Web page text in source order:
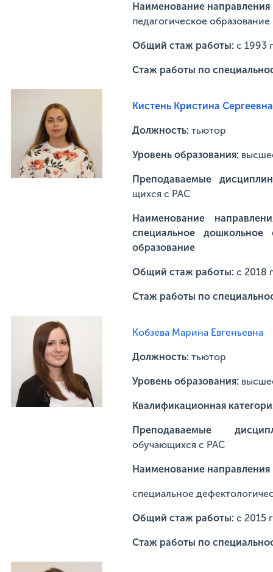
Наименование направления
педагогическое образование
Общий стаж работы: с 1993
Стаж работы по
Кистень Кристина Сергеевна
Должность: тьютор
Уровень образования:
Преподаваемые
щихся с РАС
Наименование
специальное дошкольное
образование
Общий стаж работы: с 2018
Стаж работы по
Кобзева Марина Евгеньевна
Должность: тьютор
Уровень образования:
Квалификационная
Преподаваемые
обучающихся с РАС
Наименование
специальное
Общий стаж работы: с 2015
Стаж работы по